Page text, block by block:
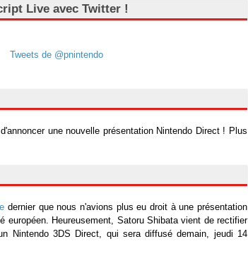
Live avec Twitter !
Tweets de @pnintendo
une nouvelle présentation Nintendo Direct ! Plus
dernier que nous n'avions plus eu droit à une présentation
européen. Heureusement, Satoru Shibata vient de rectifier
Nintendo 3DS Direct, qui sera diffusé demain, jeudi 14